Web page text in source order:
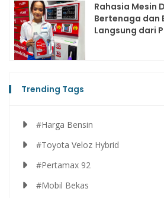
Rahasia Mesin
Bertenaga dan
Langsung dari
Trending Tags
#Harga Bensin
#Toyota Veloz Hybrid
#Pertamax 92
#Mobil Bekas